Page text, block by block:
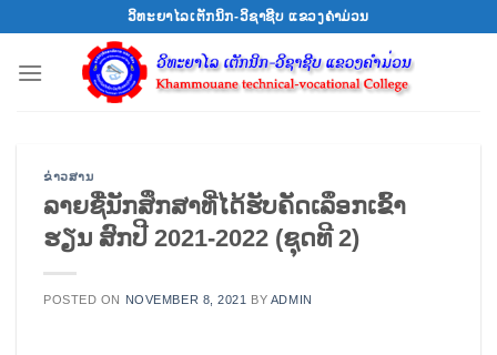
content
ວິທະຍາໄລເຕັກນິກ-ວິຊາຊີບ ແຂວງຄຳມ່ວນ
ຂ່າວສານ
ລາຍຊື່ນັກສຶກສາທີ່ໄດ້ຮັບຄັດເລຶອກເຂົ້າ
ຮຽນ ສົກປີ 2021-2022 (ຊຸດທີ 2)
POSTED ON NOVEMBER 8, 2021 BY ADMIN